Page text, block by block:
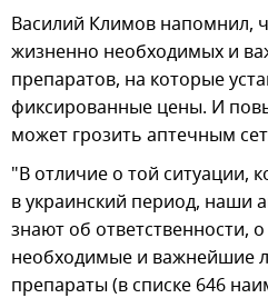
Василий Климов напомнил,
жизненно необходимых и
препаратов, на которые
фиксированные цены. И
может грозить аптечным
"В отличие о той ситуации,
в украинский период, наши
знают об ответственности,
необходимые и важнейшие
препараты (в списке 646